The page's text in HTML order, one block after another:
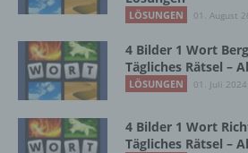
LÖSUNGEN 01. August
4 Bilder 1 Wort
Tägliches Rätsel –
LÖSUNGEN 01. Juli 2024
4 Bilder 1 Wort
Tägliches Rätsel –
Sind die Zwecke und Mittel
das Recht der
so kann der
beziehungsweise können
Kriterien seiner Benennung
Unionsrecht oder dem
Mitgliedstaaten